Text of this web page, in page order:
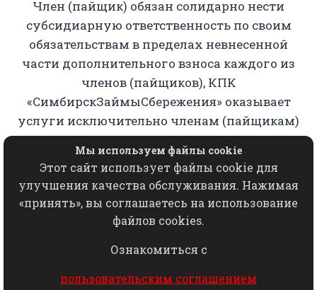
Член (пайщик) обязан солидарно нести
субсидиарную ответственность по своим
обязательствам в пределах невнесенной
части дополнительного взноса каждого из
членов (пайщиков), КПК
«СимбирскЗаймыСбережения» оказывает
услуги исключительно членам (пайщикам)
кооператива.
Копирование, использование, переработка,
хранение, распространение любых
материалов с данного сайта разрешается
КПК "СимбирскЗаймыСбережения"
Мы используем файлы cookie
Этот сайт использует файлы cookie для
улучшения качества обслуживания. Нажимая
«принять», вы соглашаетесь на использование
файлов cookies.
Ознакомиться с
пользовательским соглашением